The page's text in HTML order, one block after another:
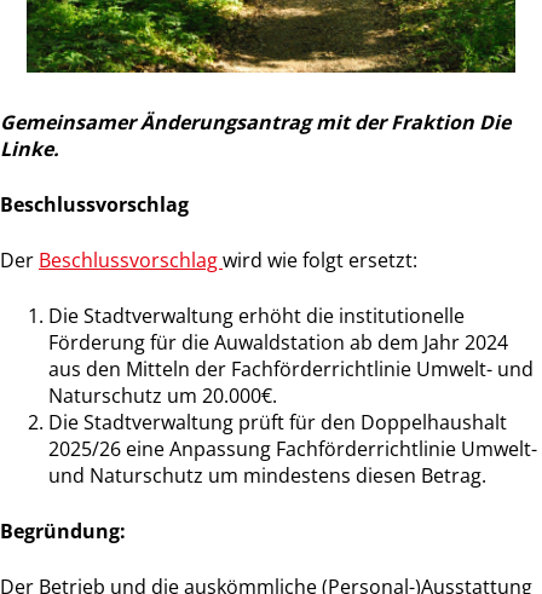
Gemeinsamer Änderungsantrag mit der Fraktion Die
Linke.
Beschlussvorschlag
Der Beschlussvorschlagwird wie folgt ersetzt:
Die Stadtverwaltung erhöht die institutionelle
Förderung für die Auwaldstation ab dem Jahr 2024
aus den Mitteln der Fachförderrichtlinie Umwelt- und
Naturschutz um 20.000€.
Die Stadtverwaltung prüft für den Doppelhaushalt
2025/26 eine Anpassung Fachförderrichtlinie Umwelt-
und Naturschutz um mindestens diesen Betrag.
Begründung:
Der Betrieb und die auskömmliche (Personal-)Ausstattung